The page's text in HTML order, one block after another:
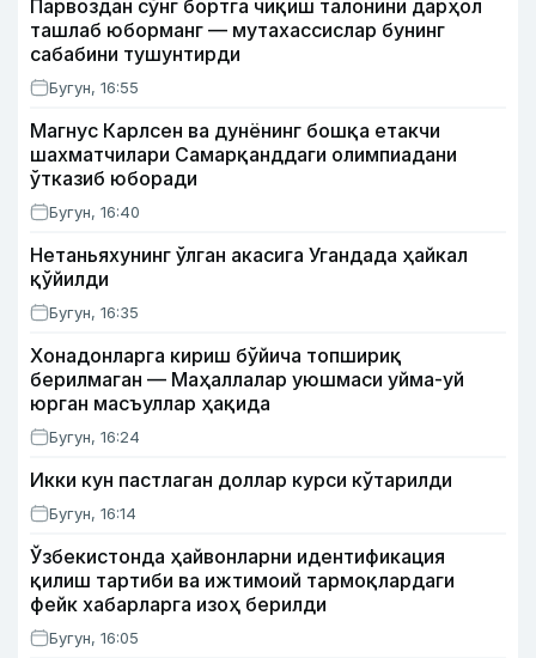
Парвоздан сўнг бортга чиқиш талонини дарҳол
ташлаб юборманг — мутахассислар бунинг
сабабини тушунтирди
Бугун, 16:55
Магнус Карлсен ва дунёнинг бошқа етакчи
шахматчилари Самарқанддаги олимпиадани
ўтказиб юборади
Бугун, 16:40
Нетаньяхунинг ўлган акасига Угандада ҳайкал
қўйилди
Бугун, 16:35
Хонадонларга кириш бўйича топшириқ
берилмаган — Маҳаллалар уюшмаси уйма-уй
юрган масъуллар ҳақида
Бугун, 16:24
Икки кун пастлаган доллар курси кўтарилди
Бугун, 16:14
Ўзбекистонда ҳайвонларни идентификация
қилиш тартиби ва ижтимоий тармоқлардаги
фейк хабарларга изоҳ берилди
Бугун, 16:05